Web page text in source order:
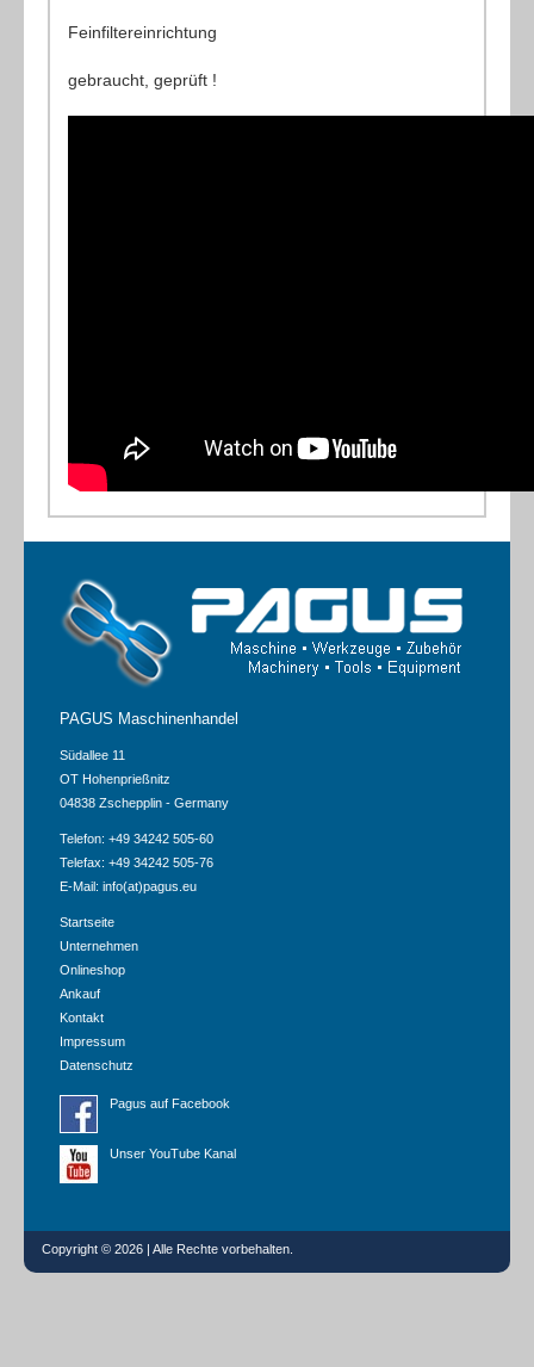
Feinfiltereinrichtung
gebraucht, geprüft !
PAGUS Maschinenhandel
Südallee 11
OT Hohenprießnitz
04838 Zschepplin - Germany
Telefon: +49 34242 505-60
Telefax: +49 34242 505-76
E-Mail: info(at)pagus.eu
Startseite
Unternehmen
Onlineshop
Ankauf
Kontakt
Impressum
Datenschutz
Pagus auf Facebook
Unser YouTube Kanal
Copyright © 2026 | Alle Rechte vorbehalten.